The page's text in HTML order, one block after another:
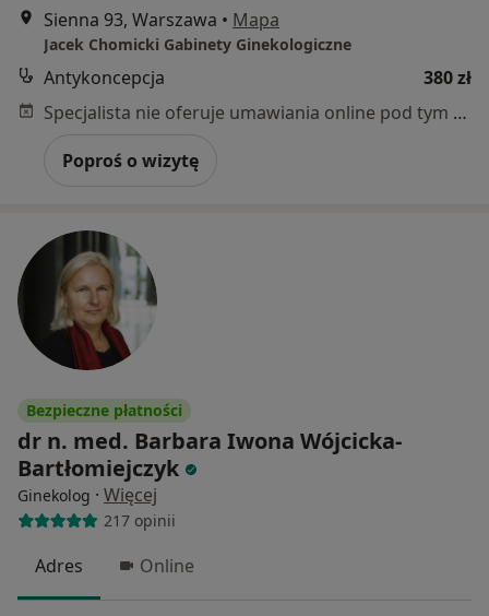
Sienna 93, Warszawa • Mapa
Jacek Chomicki Gabinety Ginekologiczne
Antykoncepcja
380 zł
Specjalista nie oferuje umawiania online pod tym adresem.
Poproś o wizytę
Bezpieczne płatności
dr n. med. Barbara Iwona Wójcicka-
Bartłomiejczyk
Ginekolog · Więcej
217 opinii
Adres Online